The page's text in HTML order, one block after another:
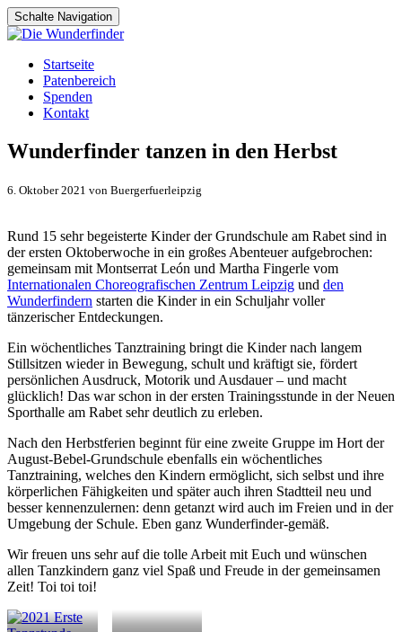
Schalte Navigation
Zum
Inhalt
springen
Startseite
Patenbereich
Spenden
Kontakt
Wunderfinder tanzen in den Herbst
6. Oktober 2021 von Buergerfuerleipzig
Rund 15 sehr begeisterte Kinder der Grundschule am Rabet sind in
der ersten Oktoberwoche in ein großes Abenteuer aufgebrochen:
gemeinsam mit Montserrat León und Martha Fingerle vom
Internationalen Choreografischen Zentrum Leipzig und den
Wunderfindern starten die Kinder in ein Schuljahr voller
tänzerischer Entdeckungen.
Ein wöchentliches Tanztraining bringt die Kinder nach langem
Stillsitzen wieder in Bewegung, schult und kräftigt sie, fördert
persönlichen Ausdruck, Motorik und Ausdauer – und macht
glücklich! Das war schon in der ersten Trainingsstunde in der Neuen
Sporthalle am Rabet sehr deutlich zu erleben.
Nach den Herbstferien beginnt für eine zweite Gruppe im Hort der
August-Bebel-Grundschule ebenfalls ein wöchentliches
Tanztraining, welches den Kindern ermöglicht, sich selbst und ihre
körperlichen Fähigkeiten und später auch ihren Stadtteil neu und
besser kennenzulernen: denn getanzt wird auch im Freien und in der
Umgebung der Schule. Eben ganz Wunderfinder-gemäß.
Wir freuen uns sehr auf die tolle Arbeit mit Euch und wünschen
allen Tanzkindern ganz viel Spaß und Freude in der gemeinsamen
Zeit! Toi toi toi!